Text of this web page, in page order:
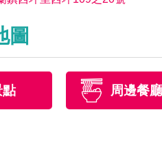
圖
點 周邊餐